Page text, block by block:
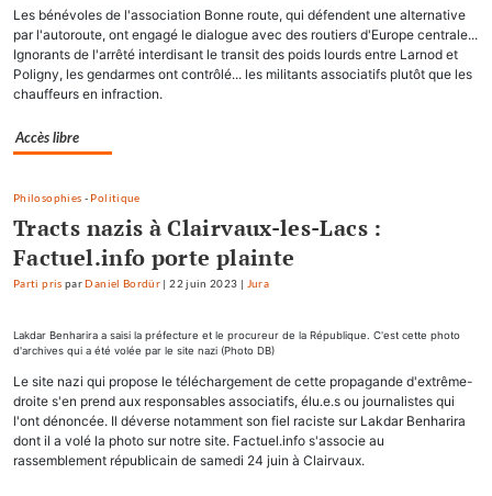
Les bénévoles de l'association Bonne route, qui défendent une alternative
par l'autoroute, ont engagé le dialogue avec des routiers d'Europe centrale...
Ignorants de l'arrêté interdisant le transit des poids lourds entre Larnod et
Poligny, les gendarmes ont contrôlé... les militants associatifs plutôt que les
chauffeurs en infraction.
Accès libre
Philosophies - Politique
Tracts nazis à Clairvaux-les-Lacs :
Factuel.info porte plainte
Parti pris par Daniel Bordür |22 juin 2023 Jura
Lakdar Benharira a saisi la préfecture et le procureur de la République. C'est cette photo
d'archives qui a été volée par le site nazi (Photo DB)
Le site nazi qui propose le téléchargement de cette propagande d'extrême-
droite s'en prend aux responsables associatifs, élu.e.s ou journalistes qui
l'ont dénoncée. Il déverse notamment son fiel raciste sur Lakdar Benharira
dont il a volé la photo sur notre site. Factuel.info s'associe au
rassemblement républicain de samedi 24 juin à Clairvaux.